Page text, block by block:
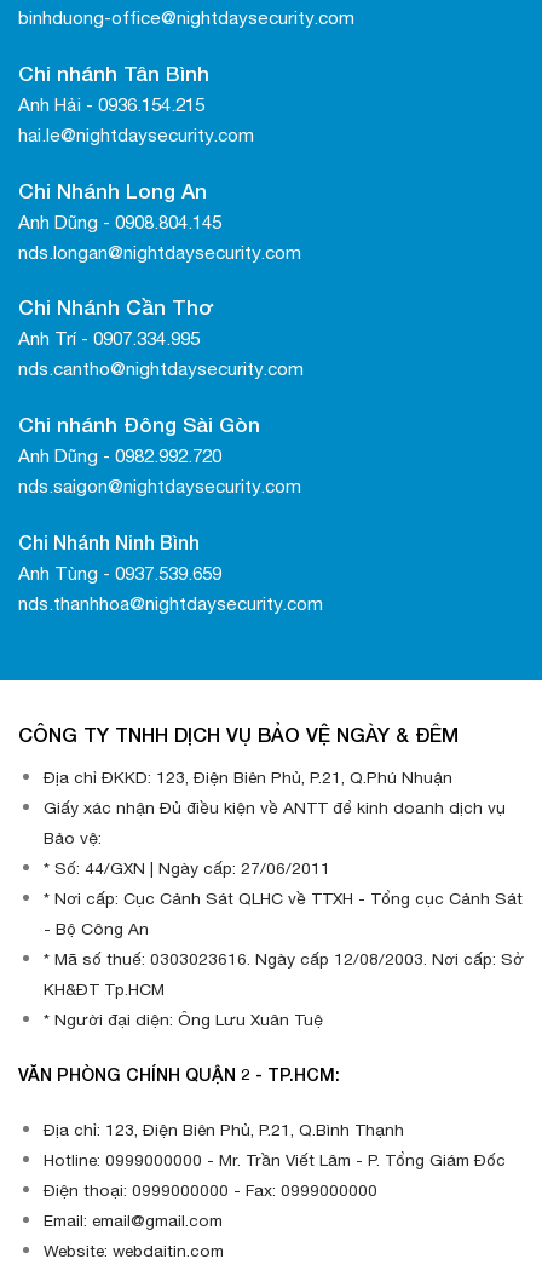
binhduong-office@nightdaysecurity.com
Chi nhánh Tân Bình
Anh Hải - 0936.154.215
hai.le@nightdaysecurity.com
Chi Nhánh Long An
Anh Dũng - 0908.804.145
nds.longan@nightdaysecurity.com
Chi Nhánh Cần Thơ
Anh Trí - 0907.334.995
nds.cantho@nightdaysecurity.com
Chi nhánh Đông Sài Gòn
Anh Dũng - 0982.992.720
nds.saigon@nightdaysecurity.com
Chi Nhánh Ninh Bình
Anh Tùng - 0937.539.659
nds.thanhhoa@nightdaysecurity.com
CÔNG TY TNHH DỊCH VỤ BẢO VỆ NGÀY & ĐÊM
Địa chỉ ĐKKD: 123, Điện Biên Phủ, P.21, Q.Phú Nhuận
Giấy xác nhận Đủ điều kiện về ANTT để kinh doanh dịch vụ
Bảo vệ:
* Số: 44/GXN | Ngày cấp: 27/06/2011
* Nơi cấp: Cục Cảnh Sát QLHC về TTXH - Tổng cục Cảnh Sát
- Bộ Công An
* Mã số thuế: 0303023616. Ngày cấp 12/08/2003. Nơi cấp: Sở
KH&ĐT Tp.HCM
* Người đại diện: Ông Lưu Xuân Tuệ
VĂN PHÒNG CHÍNH QUẬN 2 - TP.HCM:
Địa chỉ: 123, Điện Biên Phủ, P.21, Q.Bình Thạnh
Hotline: 0999000000 - Mr. Trần Viết Lâm - P. Tổng Giám Đốc
Điện thoại: 0999000000 - Fax: 0999000000
Email: email@gmail.com
Website: webdaitin.com